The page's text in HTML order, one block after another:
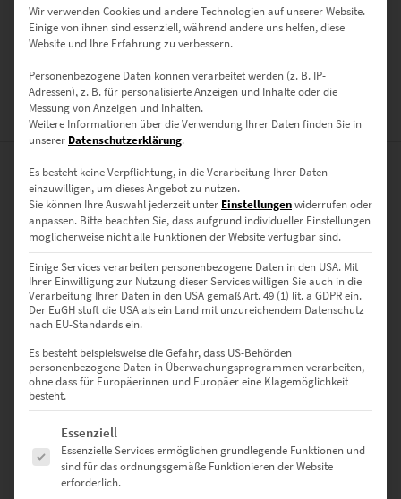
GRÖSSE
40 x 40 cm, 50 x 50 cm, 60 x 60 cm, 70 x 70 cm, 80 x 80 cm, 90 x 90 cm,
100 x 100 cm
BEWERTUNGEN (0)
Bewertungen
0 0 Bewertungen
Wir verwenden Cookies und andere Technologien auf unserer Website.
Einige von ihnen sind essenziell, während andere uns helfen, diese
Website und Ihre Erfahrung zu verbessern.
Personenbezogene Daten können verarbeitet werden (z. B. IP-
Adressen), z. B. für personalisierte Anzeigen und Inhalte oder die
Messung von Anzeigen und Inhalten.
Weitere Informationen über die Verwendung Ihrer Daten finden Sie in
unserer Datenschutzerklärung.
Es besteht keine Verpflichtung, in die Verarbeitung Ihrer Daten
einzuwilligen, um dieses Angebot zu nutzen.
Sie können Ihre Auswahl jederzeit unter Einstellungenwiderrufen oder
anpassen. Bitte beachten Sie, dass aufgrund individueller Einstellungen
möglicherweise nicht alle Funktionen der Website verfügbar sind.
Einige Services verarbeiten personenbezogene Daten in den USA. Mit
Ihrer Einwilligung zur Nutzung dieser Services willigen Sie auch in die
Verarbeitung Ihrer Daten in den USA gemäß Art. 49 (1) lit. a GDPR ein.
Der EuGH stuft die USA als ein Land mit unzureichendem Datenschutz
nach EU-Standards ein.
Es besteht beispielsweise die Gefahr, dass US-Behörden
personenbezogene Daten in Überwachungsprogrammen verarbeiten,
ohne dass für Europäerinnen und Europäer eine Klagemöglichkeit
besteht.
Es folgt eine Liste der Service-Gruppen, für die eine Einwilligung
Essenziell
Essenzielle Services ermöglichen grundlegende Funktionen und
sind für das ordnungsgemäße Funktionieren der Website
erforderlich.